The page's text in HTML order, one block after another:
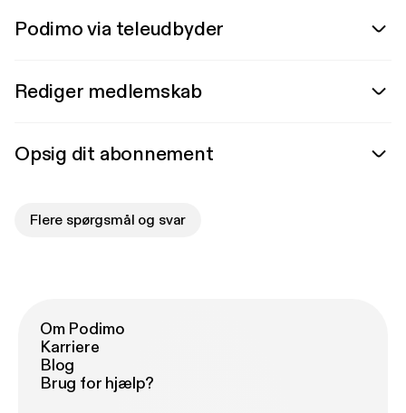
Podimo via teleudbyder
Rediger medlemskab
Opsig dit abonnement
Flere spørgsmål og svar
Om Podimo
Karriere
Blog
Brug for hjælp?